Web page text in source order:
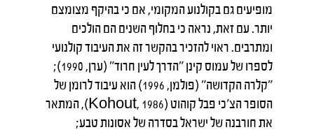
מופיעים גם בקולנוע המקומי, אם כי בהיקף מצומצם
יותר. עם זאת, נראה כי בחלוף השנים הם הולכים
ומתרבים. ראוי להזכיר בהקשר זה את העיבוד קולנועי
לספרו של עמוס קינן "הדרך לעין חרוד" (ערן, 1990);
"קלרה הקדושה" (פולמן, 1996) הוא עיבוד לרומן של
הסופר הצ'כי פבל קוהוט (Kohout, 1986), המתאר
את חורבנה של ישראל בסדרה של אסונות טבע;